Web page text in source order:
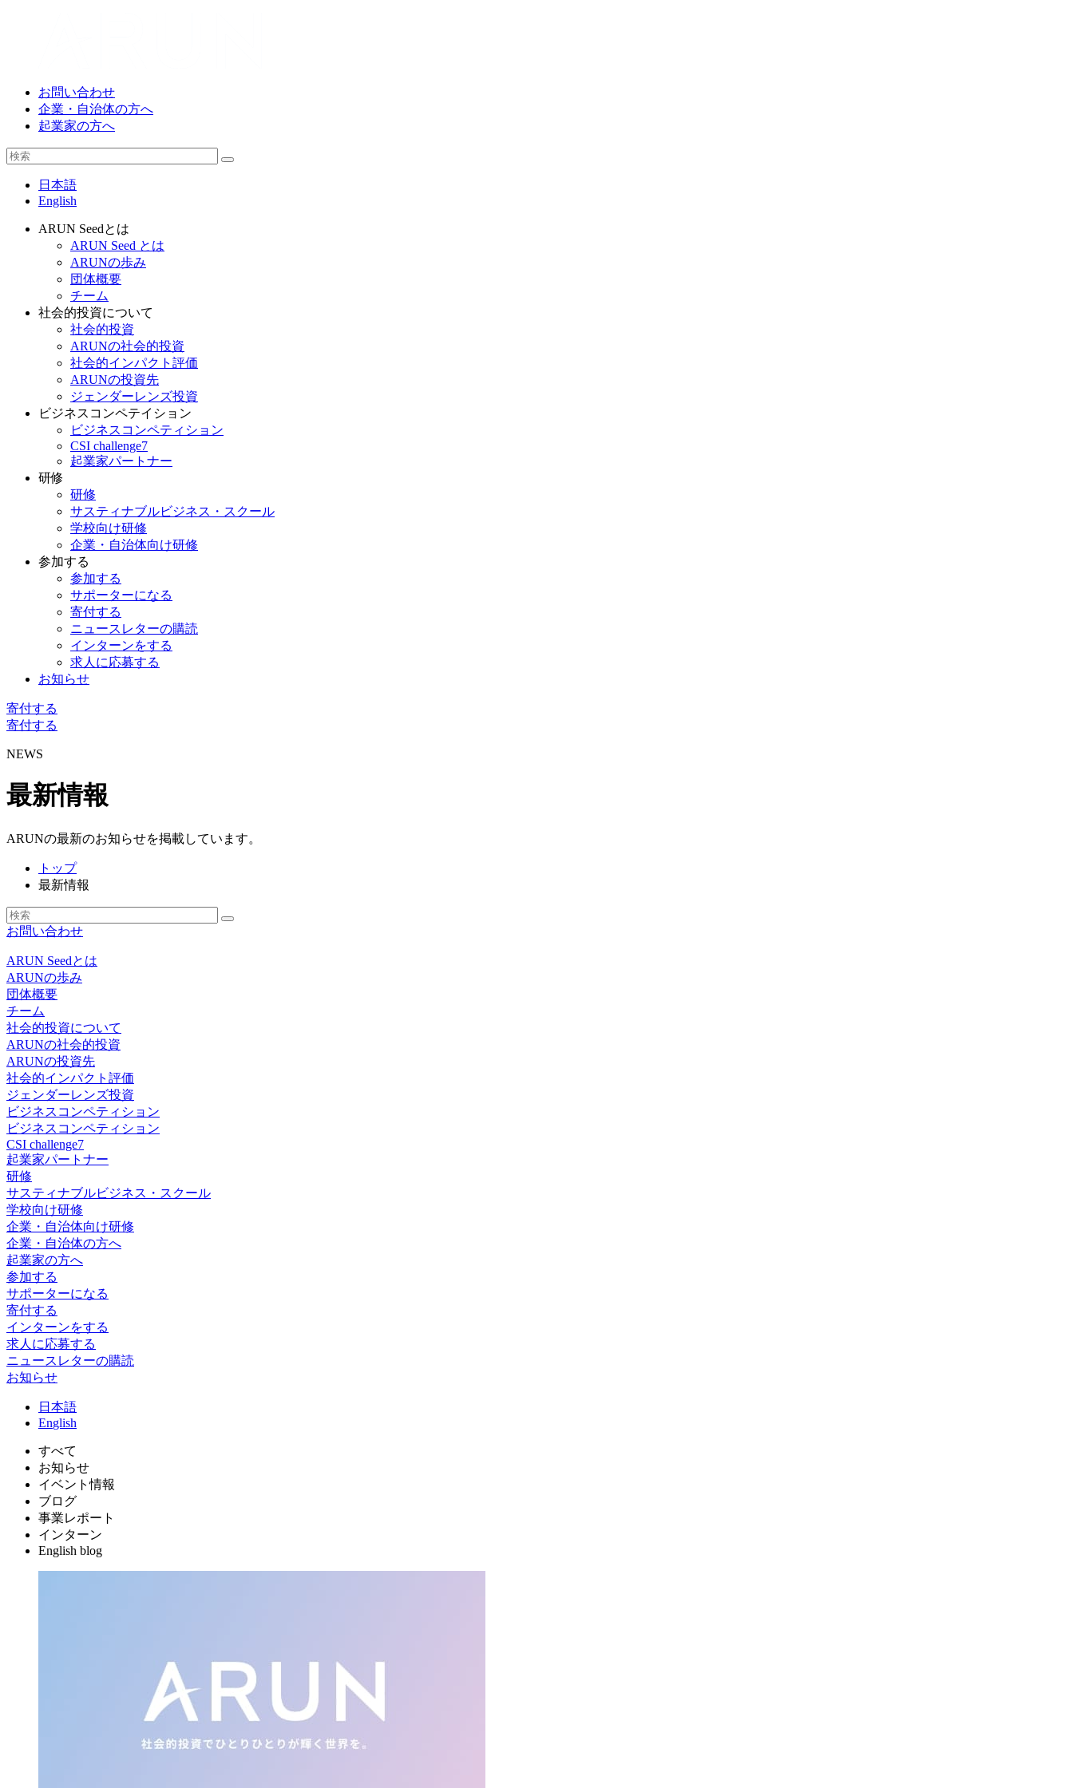
お問い合わせ
企業・自治体の方へ
起業家の方へ
日本語
English
ARUN Seedとは
ARUN Seed とは
ARUNの歩み
団体概要
チーム
社会的投資について
社会的投資
ARUNの社会的投資
社会的インパクト評価
ARUNの投資先
ジェンダーレンズ投資
ビジネスコンペテイション
ビジネスコンペティション
CSI challenge7
起業家パートナー
研修
研修
サスティナブルビジネス・スクール
学校向け研修
企業・自治体向け研修
参加する
参加する
サポーターになる
寄付する
ニュースレターの購読
インターンをする
求人に応募する
お知らせ
寄付する
寄付する
NEWS
最新情報
ARUNの最新のお知らせを掲載しています。
トップ
最新情報
お問い合わせ
ARUN Seedとは
ARUNの歩み
団体概要
チーム
社会的投資について
ARUNの社会的投資
ARUNの投資先
社会的インパクト評価
ジェンダーレンズ投資
ビジネスコンペティション
ビジネスコンペティション
CSI challenge7
起業家パートナー
研修
サスティナブルビジネス・スクール
学校向け研修
企業・自治体向け研修
企業・自治体の方へ
起業家の方へ
参加する
サポーターになる
寄付する
インターンをする
求人に応募する
ニュースレターの購読
お知らせ
日 本語
English
すべて
お知らせ
イベント情報
ブログ
事業レポート
インターン
English blog